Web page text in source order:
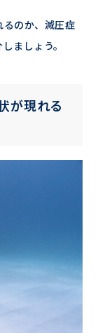
のか、減圧症
ましょう。
が現れる